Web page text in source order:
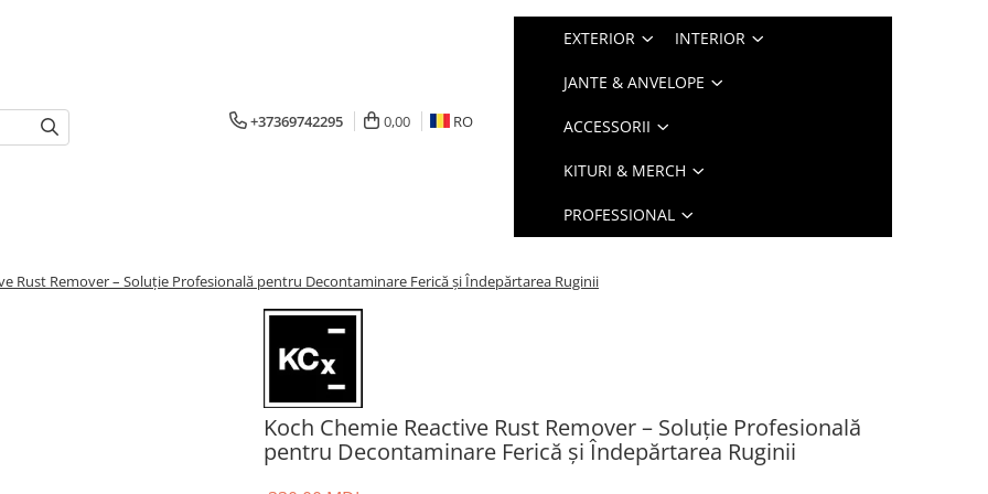
+37369742295 0,00 RO
EXTERIOR INTERIOR
JANTE & ANVELOPE
ACCESSORII
KITURI & MERCH
PROFESSIONAL
Rust Remover – Soluție Profesională pentru Decontaminare Ferică și Îndepărtarea Ruginii
Koch Chemie Reactive Rust Remover – Soluție Profesională
pentru Decontaminare Ferică și Îndepărtarea Ruginii